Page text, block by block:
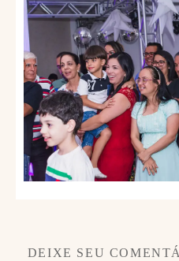
DEIXE SEU